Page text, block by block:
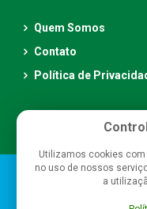
Quem Somos
Contato
Política de
Papareia News
Utilizamos cookies com
no uso de nossos
a